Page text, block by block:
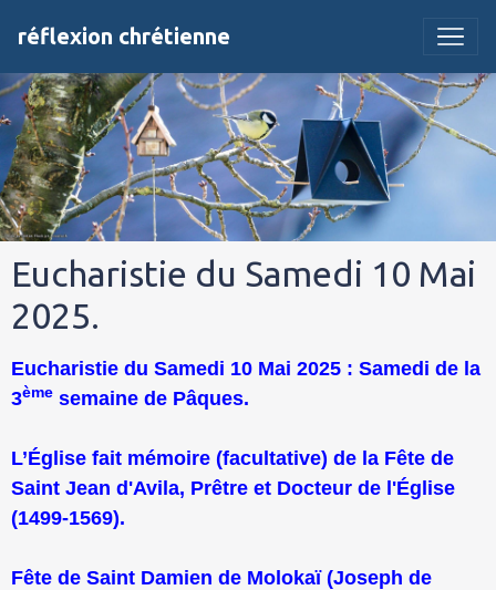
réflexion chrétienne
Eucharistie du Samedi 10 Mai
2025.
Eucharistie du Samedi 10 Mai 2025 : Samedi de la
3ème semaine de Pâques.
L’Église fait mémoire (facultative) de la Fête de
Saint Jean d'Avila, Prêtre et Docteur de l'Église
(1499-1569).
Fête de Saint Damien de Molokaï (Joseph de